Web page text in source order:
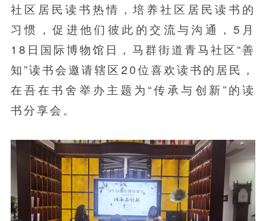
社区居民读书热情，培养社区居民读书的
习惯，促进他们彼此的交流与沟通，5月
18日国际博物馆日，马群街道青马社区“善
知”读书会邀请辖区20位喜欢读书的居民，
在吾在书舍举办主题为“传承与创新”的读
书分享会。